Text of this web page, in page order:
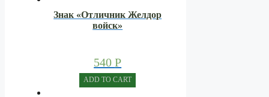
Знак «Отличник Желдор
войск»
540Р
ADD TO CART